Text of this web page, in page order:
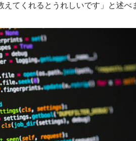
てくれるとうれしいです」と述べ